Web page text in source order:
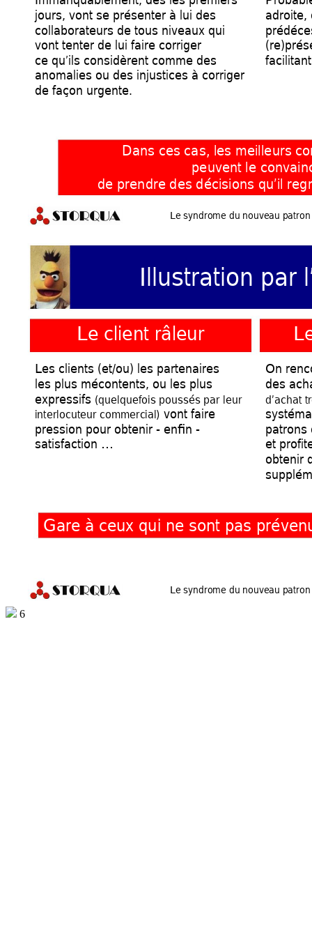
Le syndrome du nouveau
jours, vont se présenter à lui des
collaborateurs de tous niveaux qui
vont tenter de lui faire corriger
ce qu’ils considèrent comme des
anomalies ou des injustices à corriger
de façon urgente.
Dans ces cas, les meilleurs
peuvent le
de prendre des décisions qu’il
Le syndrome du nouveau
Illustration par
Le client râleur
Les clients (et/ou) les partenaires
les plus mécontents, ou les plus
expressifs (quelquefois poussés par leur
interlocuteur commercial) vont faire
pression pour obtenir - enfin -
satisfaction …
On
des
d’achat
et
obtenir
Gare à ceux qui ne sont pas
6